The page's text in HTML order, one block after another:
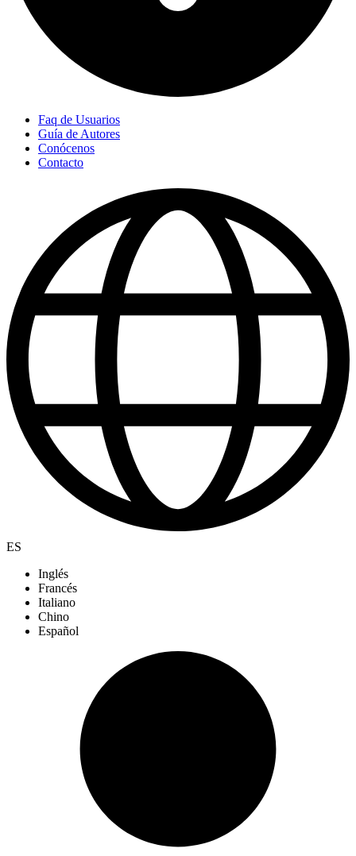
Faq de Usuarios
Guía de Autores
Conócenos
Contacto
ES
Inglés
Francés
Italiano
Chino
Español